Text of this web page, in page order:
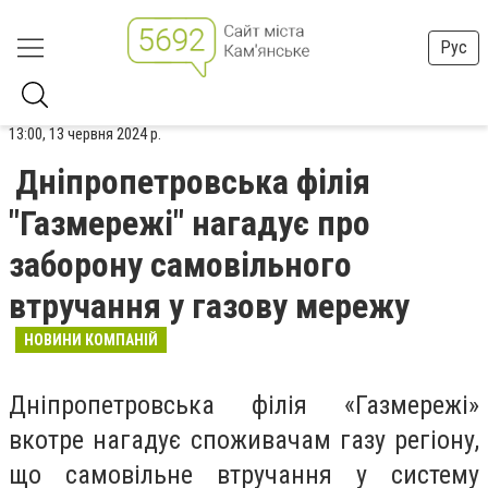
Рус
13:00, 13 червня 2024 р.
Дніпропетровська філія
"Газмережі" нагадує про
заборону самовільного
втручання у газову мережу
НОВИНИ КОМПАНІЙ
Дніпропетровська філія «Газмережі»
вкотре нагадує споживачам газу регіону,
що самовільне втручання у систему